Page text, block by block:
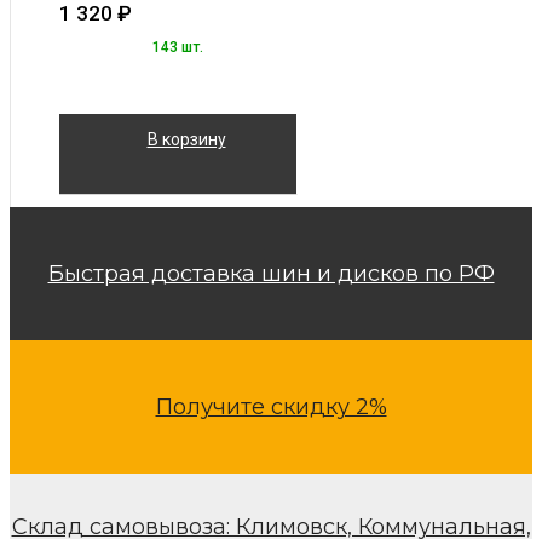
1 320 ₽
143 шт.
В корзину
Быстрая доставка шин и дисков по РФ
Получите скидку 2%
Склад самовывоза: Климовск, Коммунальная,